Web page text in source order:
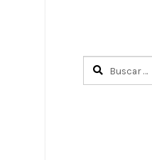
Buscar: